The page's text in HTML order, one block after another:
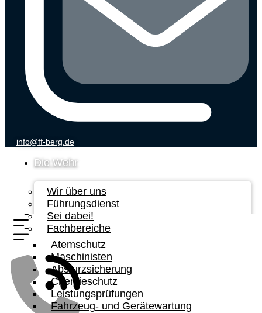
info@ff-berg.de
Die Wehr
Wir über uns
Führungsdienst
Sei dabei!
Fachbereiche
Atemschutz
Maschinisten
Absturzsicherung
Chemieschutz
Leistungsprüfungen
Fahrzeug- und Gerätewartung